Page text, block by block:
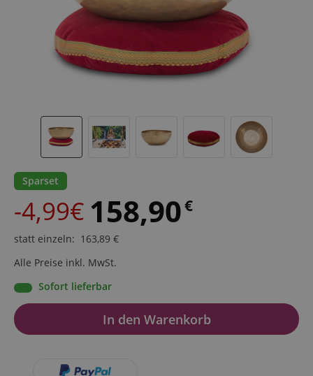
Sparset
-4,99€ 158,90€
statt einzeln: 163,89 €
Alle Preise inkl. MwSt.
Sofort lieferbar
In den Warenkorb